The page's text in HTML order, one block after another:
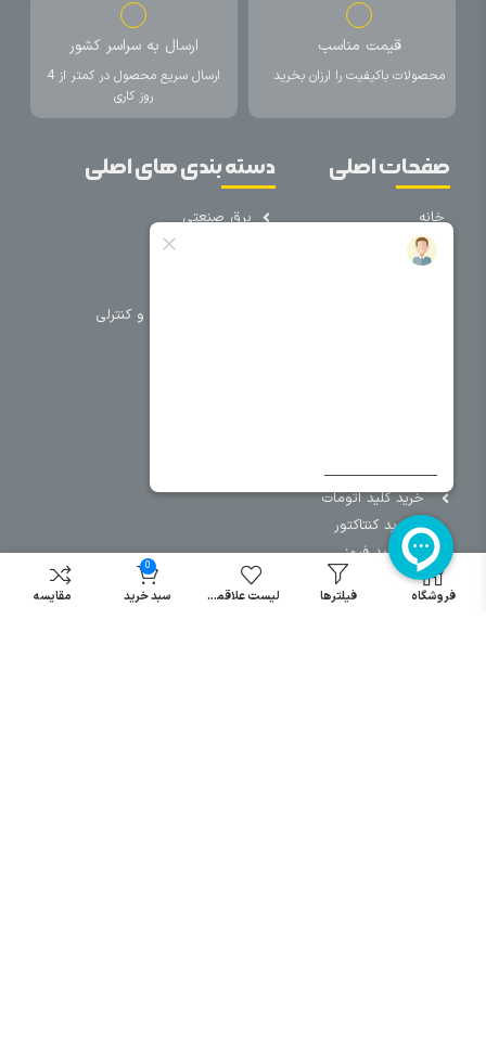
قیمت مناسب
محصولات باکیفیت را ارزان بخرید
ارسال به سراسر کشور
ارسال سریع محصول در کمتر از 4
روز کاری
صفحات اصلی
خانه
درباره ما
دسته بندی های اصلی
برق صنعتی
تجهیزات حفاظتی و کنترلی
خرید کلید اتومات
خرید کنتاکتور
خرید فیوز
مینیاتوری
خرید میکرو
فروشگاه فیلترها لیست علاقمندی
0
سبد خرید مقایسه